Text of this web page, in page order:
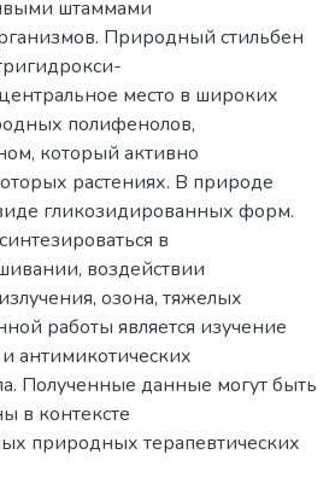
штаммами
Природный стильбен
место в широких
полифенолов,
который активно
растениях. В природе
гликозидированных форм.
в
воздействии
озона, тяжелых
работы является изучение
антимикотических
Полученные данные могут быть
в контексте
природных терапевтических